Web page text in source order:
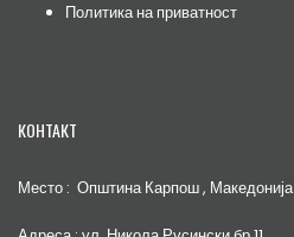
Политика на приватност
КОНТАКТ
Место : Општина Карпош , Македонија